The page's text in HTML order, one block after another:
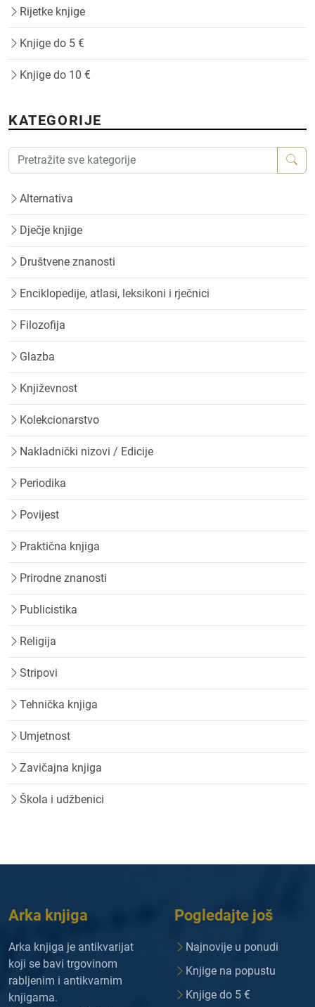
Rijetke knjige
Knjige do 5 €
Knjige do 10 €
KATEGORIJE
Alternativa
Dječje knjige
Društvene znanosti
Enciklopedije, atlasi, leksikoni i rječnici
Filozofija
Glazba
Književnost
Kolekcionarstvo
Nakladnički nizovi / Edicije
Periodika
Povijest
Praktična knjiga
Prirodne znanosti
Publicistika
Religija
Stripovi
Tehnička knjiga
Umjetnost
Zavičajna knjiga
Škola i udžbenici
Arka knjiga
Arka knjiga je antikvarijat
koji se bavi trgovinom
rabljenim i antikvarnim
knjigama.
Pogledajte još
Najnovije u ponudi
Knjige na popustu
Knjige do 5 €